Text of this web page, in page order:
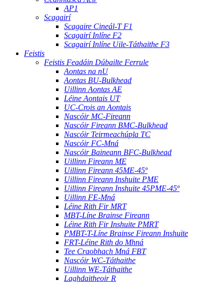
AP1
Scagairí
Scagaire Cineál-T F1
Scagairí Inlíne F2
Scagairí Inlíne Uile-Táthaithe F3
Feistis
Feistis Feadáin Dúbailte Ferrule
Aontas na nU
Aontas BU-Bulkhead
Uillinn Aontas AE
Léine Aontais UT
UC-Crois an Aontais
Nascóir MC-Fireann
Nascóir Fireann BMC-Bulkhead
Nascóir Teirmeachúpla TC
Nascóir FC-Mná
Nascóir Baineann BFC-Bulkhead
Uillinn Fireann ME
Uillinn Fireann 45ME-45º
Uillinn Fireann Inshuite PME
Uillinn Fireann Inshuite 45PME-45º
Uillinn FE-Mná
Léine Rith Fir MRT
MBT-Líne Brainse Fireann
Léine Rith Fir Inshuite PMRT
PMBT-T-Líne Brainse Fireann Inshuite
FRT-Léine Rith do Mhná
Tee Craobhach Mná FBT
Nascóir WC-Táthaithe
Uillinn WE-Táthaithe
Laghdaitheoir R